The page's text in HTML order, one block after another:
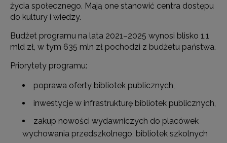
życia społecznego. Mają one stanowić centra dostępu
do kultury i wiedzy.
Budżet programu na lata 2021–2025 wynosi blisko 1,1
mld zł, w tym 635 mln zł pochodzi z budżetu państwa.
Priorytety programu:
poprawa oferty bibliotek publicznych,
inwestycje w infrastrukturę bibliotek publicznych,
zakup nowości wydawniczych do placówek
wychowania przedszkolnego, bibliotek szkolnych